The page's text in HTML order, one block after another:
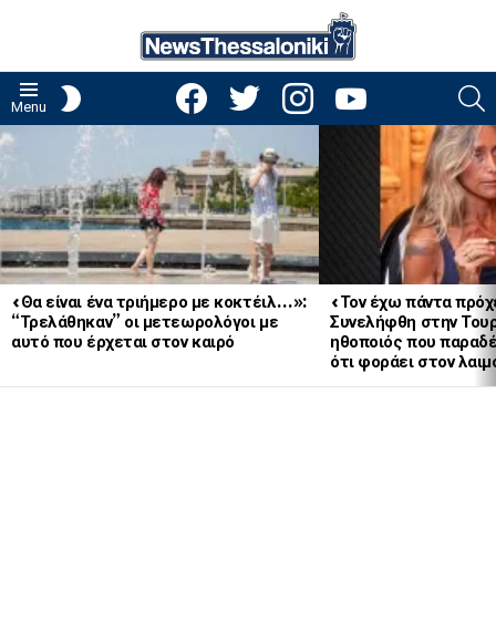
Menu
facebooktwitter instagramyoutube
LATEST
«Θα είναι ένα τριήμερο με κοκτέιλ…»:
“Τρελάθηκαν” οι μετεωρολόγοι με
αυτό που έρχεται στον καιρό
«Τον έχω πάντα
Συνελήφθη στην
ηθοποιός που
ότι φοράει στον